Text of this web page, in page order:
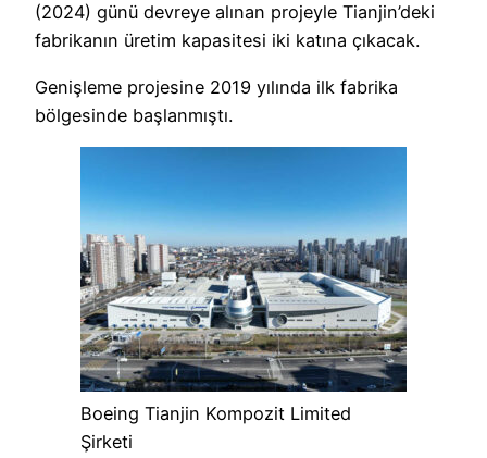
(2024) günü devreye alınan projeyle Tianjin’deki
fabrikanın üretim kapasitesi iki katına çıkacak.
Genişleme projesine 2019 yılında ilk fabrika
bölgesinde başlanmıştı.
Boeing Tianjin Kompozit Limited
Şirketi